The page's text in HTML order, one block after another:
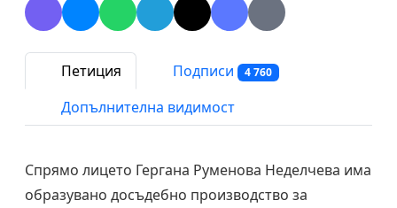
Петиция Подписи 4 760
Допълнителна видимост
Спрямо лицето Гергана Руменова Неделчева има
образувано досъдебно производство за